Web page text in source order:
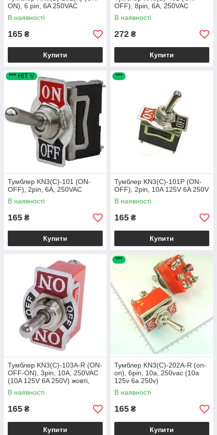
ON), 6 pin, 6A 250VAC
В наявності
165 ₴
Купити
OFF), 8pin, 6A, 250VAC
В наявності
272 ₴
Купити
*** HIT V
Тумблер KN3(C)-101 (ON-
OFF), 2pin, 6A, 250VAC
В наявності
165 ₴
Купити
***
Тумблер KN3(C)-101P (ON-
OFF), 2pin, 10A 125V 6A 250V
В наявності
165 ₴
Купити
Тумблер KN3(C)-103A-R (ON-
OFF-ON), 3pin, 10А, 250VAC
(10A 125V 6A 250V) жовті,
Тип 2
В наявності
165 ₴
Купити
***
Тумблер KN3(C)-202A-R (on-
on), 6pin, 10a, 250vac (10a
125v 6a 250v)
В наявності
165 ₴
Купити